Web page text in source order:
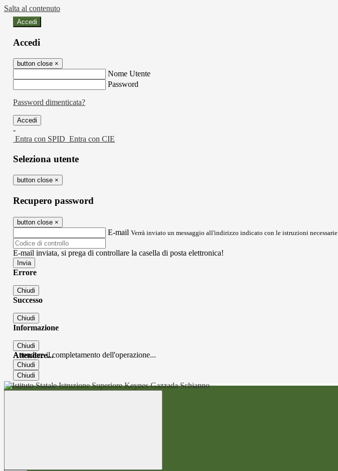
Salta al contenuto
Accedi
Accedi
button close ×
Nome Utente
Password
Password dimenticata?
-
Entra con SPID Entra con CIE
Seleziona utente
button close ×
Recupero password
button close ×
E-mail Verrà inviato un messaggio all'indirizzo indicato con le istruzioni necessarie.
E-mail inviata, si prega di controllare la casella di posta elettronica!
Errore
Chiudi
Successo
Chiudi
Informazione
Chiudi
Attendere...
Attendere il completamento dell'operazione...
Chiudi
Chiudi